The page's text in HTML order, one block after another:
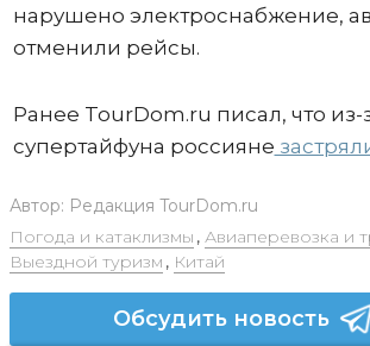
нарушено электроснабжение,
отменили рейсы.
Ранее TourDom.ru писал, что из-
супертайфуна россияне
Автор: Редакция TourDom.ru
Погода и катаклизмы , Авиаперевозка и
Выездной туризм , Китай
Обсудить новость